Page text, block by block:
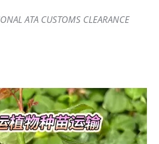
ATA CUSTOMS CLEARANCE